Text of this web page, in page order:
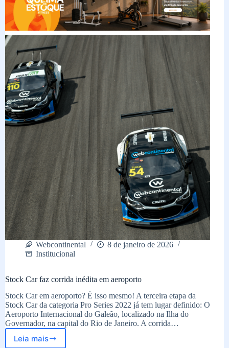
Webcontinental
8 de janeiro de 2026
Institucional
Stock Car faz corrida inédita em aeroporto
Stock Car em aeroporto? É isso mesmo! A terceira etapa da
Stock Car da categoria Pro Series 2022 já tem lugar definido: O
Aeroporto Internacional do Galeão, localizado na Ilha do
Governador, na capital do Rio de Janeiro. A corrida…
Leia mais
Stock